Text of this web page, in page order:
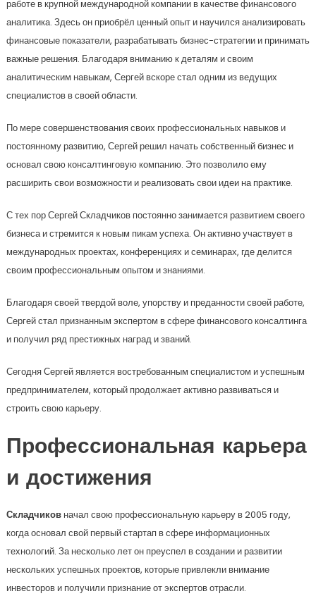
работе в крупной международной компании в качестве финансового
аналитика. Здесь он приобрёл ценный опыт и научился анализировать
финансовые показатели, разрабатывать бизнес-стратегии и принимать
важные решения. Благодаря вниманию к деталям и своим
аналитическим навыкам, Сергей вскоре стал одним из ведущих
специалистов в своей области.
По мере совершенствования своих профессиональных навыков и
постоянному развитию, Сергей решил начать собственный бизнес и
основал свою консалтинговую компанию. Это позволило ему
расширить свои возможности и реализовать свои идеи на практике.
С тех пор Сергей Складчиков постоянно занимается развитием своего
бизнеса и стремится к новым пикам успеха. Он активно участвует в
международных проектах, конференциях и семинарах, где делится
своим профессиональным опытом и знаниями.
Благодаря своей твердой воле, упорству и преданности своей работе,
Сергей стал признанным экспертом в сфере финансового консалтинга
и получил ряд престижных наград и званий.
Сегодня Сергей является востребованным специалистом и успешным
предпринимателем, который продолжает активно развиваться и
строить свою карьеру.
Профессиональная карьера
и достижения
Складчиков начал свою профессиональную карьеру в 2005 году,
когда основал свой первый стартап в сфере информационных
технологий. За несколько лет он преуспел в создании и развитии
нескольких успешных проектов, которые привлекли внимание
инвесторов и получили признание от экспертов отрасли.